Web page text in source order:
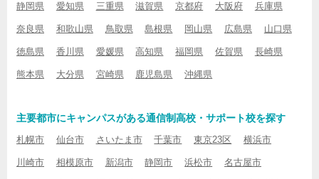
静岡県 愛知県 三重県 滋賀県 京都府 大阪府 兵庫県
奈良県 和歌山県 鳥取県 島根県 岡山県 広島県 山口県
徳島県 香川県 愛媛県 高知県 福岡県 佐賀県 長崎県
熊本県 大分県 宮崎県 鹿児島県 沖縄県
主要都市にキャンパスがある通信制高校・サポート校を探す
札幌市 仙台市 さいたま市 千葉市 東京23区 横浜市
川崎市 相模原市 新潟市 静岡市 浜松市 名古屋市